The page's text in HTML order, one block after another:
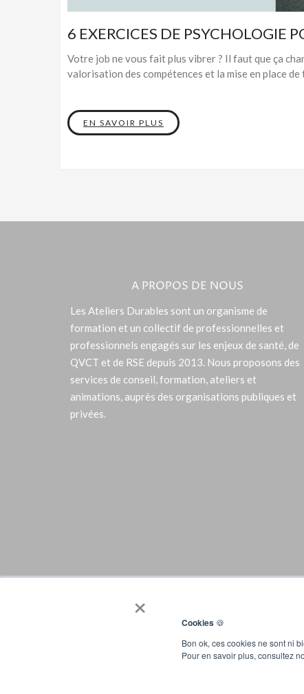
× Cookies 🍪
Bon ok, ces cookies ne sont ni
Pour en savoir plus, consultez
6 EXERCICES DE PSYCHOLOGIE
Votre job ne vous fait plus vibrer ? Il faut que ça
valorisation des compétences et la mise en place
EN SAVOIR PLUS
A PROPOS DE NOUS
Les Ateliers Durables sont un organisme de
formation et un collectif de professionnelles et
professionnels engagés sur les enjeux de santé, de
QVCT et de RSE depuis 2013. Nous proposons des
services de conseil, formation, ateliers et
animations, auprès des organisations publiques et
privées.